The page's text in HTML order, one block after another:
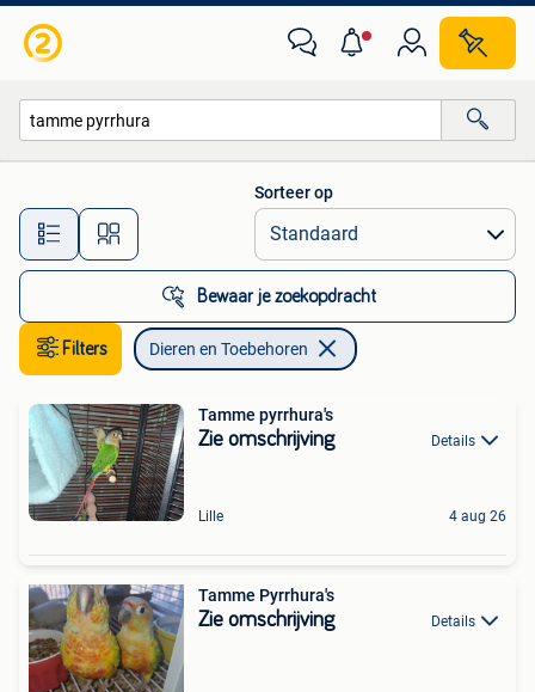
Alle afstanden…
Sorteer op
Bewaar je zoekopdracht
Filters Dieren en Toebehoren
Tamme pyrrhura's
Zie omschrijving Details
Lille 4 aug 26
Tamme Pyrrhura's
Zie omschrijving Details